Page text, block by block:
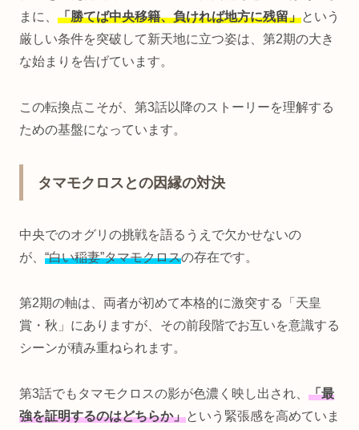
まに、 「勝てば中央移籍、負ければ地方に残留」という
厳しい条件を突破して新天地に立つ姿は、第2期の大き
な始まりを告げています。
この転換点こそが、第3話以降のストーリーを理解する
ための基盤になっています。
タマモクロスとの因縁の対決
中央でのオグリの挑戦を語るうえで欠かせないの
が、 “白い稲妻”タマモクロスの存在です。
第2期の軸は、両者が初めて本格的に激突する「天皇
賞・秋」にありますが、その前段階でお互いを意識する
シーンが積み重ねられます。
第3話でもタマモクロスの影が色濃く映し出され、 「最
強を証明するのはどちらか」という緊張感を高めていま